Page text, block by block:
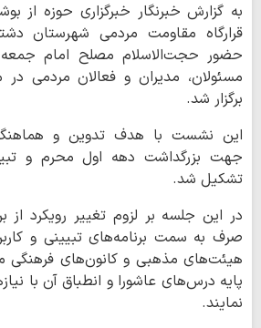
به گزارش خبرنگار خبرگزاری حوزه از
قرارگاه مقاومت مردمی شهرستان
حضور حجت‌الاسلام مصلح امام‌
مسئولان، مدیران و فعالان مردمی
برگزار شد.
این نشست با هدف تدوین و هماهنگی
جهت بزرگداشت دهه اول محرم و
تشکیل شد.
در این جلسه بر لزوم تغییر رویکرد از
صرف به سمت برنامه‌های تبیینی و
هیئت‌های مذهبی و کانون‌های فرهنگی
پایه درس‌های عاشورا و انطباق آن با
نمایند.